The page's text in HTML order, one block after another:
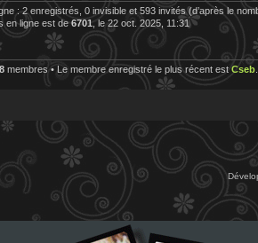
: 2 enregistrés, 0 invisible et 593 invités (d’après le
en ligne est de6701, le 22 oct. 2025, 11:31
membres • Le membre enregistré le plus récent estCseb